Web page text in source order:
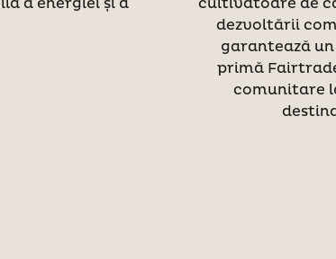
dezvoltării
garantează
primă
comunitare